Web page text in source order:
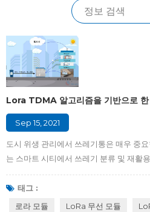
Lora TDMA 알고리즘을 기반으로 한
Sep 15, 2021
도시 위생 관리에서 쓰레기통은 매우 중
는 스마트 시티에서 쓰레기 분류 및 재활
레기 분류 정책이 발표되었고 지능형 쓰
있으며 우리 주변의 쓰레기통은 기본적으
원들은 쓰레기통이 비지능형 상태인지
태그 :
로라 모듈
LoRa 무선 모듈